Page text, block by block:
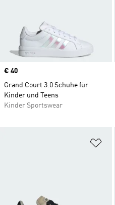
Price
€ 40
Grand Court 3.0 Schuhe für
Kinder und Teens
Kinder Sportswear